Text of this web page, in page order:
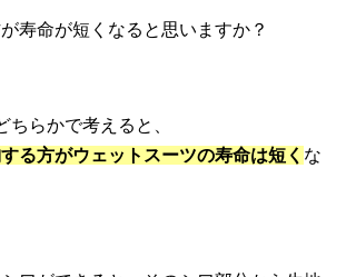
寿命が短くなると思いますか？
ちらかで考えると、
る方がウェットスーツの寿命は短く な